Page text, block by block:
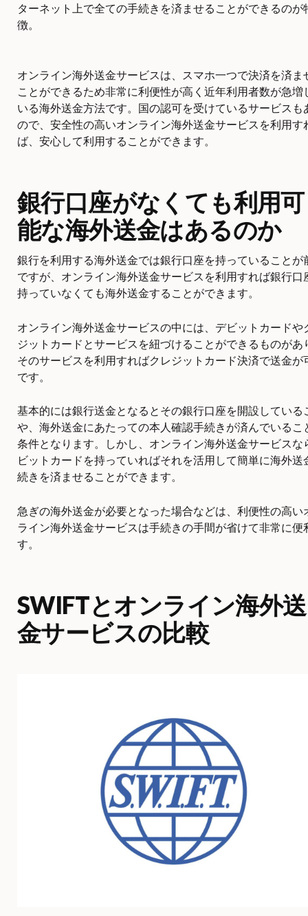
ターネット上で全ての手続きを済ませることができるのが
徴。
オンライン海外送金サービスは、スマホ一つで決済を済ま
ことができるため非常に利便性が高く近年利用者数が急増
いる海外送金方法です。国の認可を受けているサービスも
ので、安全性の高いオンライン海外送金サービスを利用す
ば、安心して利用することができます。
銀行口座がなくても利用可
能な海外送金はあるのか
銀行を利用する海外送金では銀行口座を持っていることが
ですが、オンライン海外送金サービスを利用すれば銀行口
持っていなくても海外送金することができます。
オンライン海外送金サービスの中には、デビットカードや
ジットカードとサービスを紐づけることができるものがあ
そのサービスを利用すればクレジットカード決済で送金が
です。
基本的には銀行送金となるとその銀行口座を開設している
や、海外送金にあたっての本人確認手続きが済んでいるこ
条件となります。しかし、オンライン海外送金サービスな
ビットカードを持っていればそれを活用して簡単に海外送
続きを済ませることができます。
急ぎの海外送金が必要となった場合などは、利便性の高い
ライン海外送金サービスは手続きの手間が省けて非常に便
す。
SWIFTとオンライン海外送
金サービスの比較